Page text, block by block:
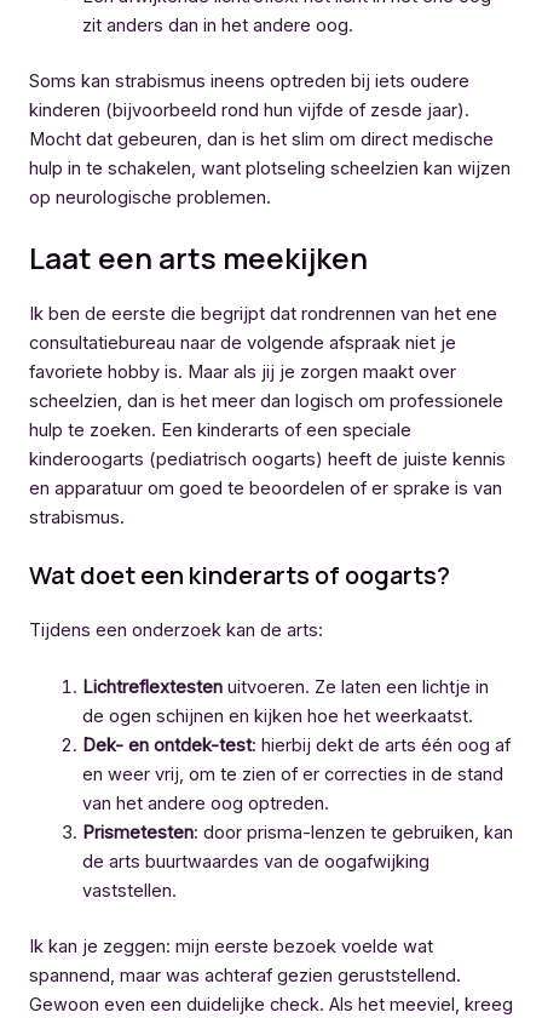
zit anders dan in het andere oog.
Soms kan strabismus ineens optreden bij iets oudere
kinderen (bijvoorbeeld rond hun vijfde of zesde jaar).
Mocht dat gebeuren, dan is het slim om direct medische
hulp in te schakelen, want plotseling scheelzien kan wijzen
op neurologische problemen.
Laat een arts meekijken
Ik ben de eerste die begrijpt dat rondrennen van het ene
consultatiebureau naar de volgende afspraak niet je
favoriete hobby is. Maar als jij je zorgen maakt over
scheelzien, dan is het meer dan logisch om professionele
hulp te zoeken. Een kinderarts of een speciale
kinderoogarts (pediatrisch oogarts) heeft de juiste kennis
en apparatuur om goed te beoordelen of er sprake is van
strabismus.
Wat doet een kinderarts of oogarts?
Tijdens een onderzoek kan de arts:
Lichtreflextestenuitvoeren. Ze laten een lichtje in
de ogen schijnen en kijken hoe het weerkaatst.
Dek- en ontdek-test: hierbij dekt de arts één oog af
en weer vrij, om te zien of er correcties in de stand
van het andere oog optreden.
Prismetesten: door prisma-lenzen te gebruiken, kan
de arts buurtwaardes van de oogafwijking
vaststellen.
Ik kan je zeggen: mijn eerste bezoek voelde wat
spannend, maar was achteraf gezien geruststellend.
Gewoon even een duidelijke check. Als het meeviel, kreeg